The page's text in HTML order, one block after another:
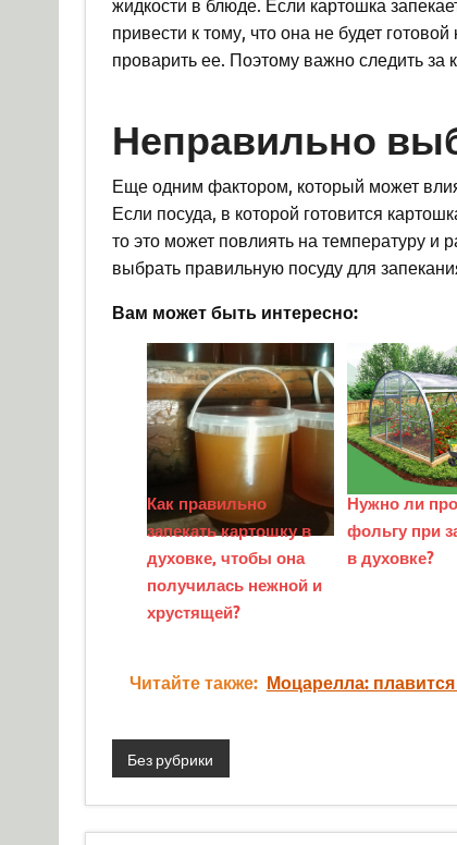
привести к тому, что она не будет
проварить ее. Поэтому важно следить за
Неправильно
Еще одним фактором, который может
Если посуда, в которой готовится
то это может повлиять на температуру
выбрать правильную посуду для
Вам может быть интересно:
Как правильно
запекать картошку в
духовке, чтобы она
получилась нежной и
хрустящей?
Нужно ли
фольгу при
в духовке?
Читайте также: Моцарелла:
Без рубрики